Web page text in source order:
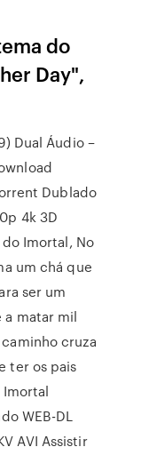
do
Day",
Dual Áudio –
Dublado
4k 3D
do Imortal, No
um chá que
ser um
matar mil
cruza
ter os pais
Imortal
WEB-DL
AVI Assistir